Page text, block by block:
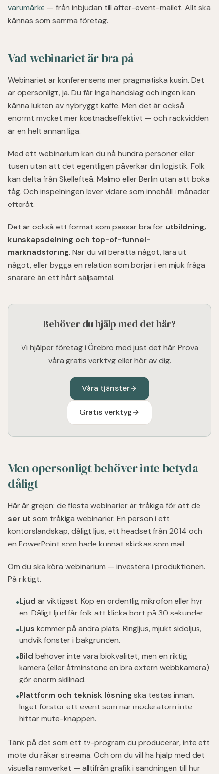
varumärke — från inbjudan till after-event-mailet. Allt ska
kännas som samma företag.
Vad webinariet är bra på
Webinariet är konferensens mer pragmatiska kusin. Det
är opersonligt, ja. Du får inga handslag och ingen kan
känna lukten av nybryggt kaffe. Men det är också
enormt mycket mer kostnadseffektivt — och räckvidden
är en helt annan liga.
Med ett webinarium kan du nå hundra personer eller
tusen utan att det egentligen påverkar din logistik. Folk
kan delta från Skellefteå, Malmö eller Berlin utan att boka
tåg. Och inspelningen lever vidare som innehåll i månader
efteråt.
Det är också ett format som passar bra för utbildning,
kunskapsdelning och top-of-funnel-
marknadsföring. När du vill berätta något, lära ut
något, eller bygga en relation som börjar i en mjuk fråga
snarare än ett hårt säljsamtal.
Behöver du hjälp med det här?
Vi hjälper företag i Örebro med just det här. Prova
våra gratis verktyg eller hör av dig.
Våra tjänster
Gratis verktyg
Men opersonligt behöver inte betyda
dåligt
Här är grejen: de flesta webinarier är tråkiga för att de
ser ut som tråkiga webinarier. En person i ett
kontorslandskap, dåligt ljus, ett headset från 2014 och
en PowerPoint som hade kunnat skickas som mail.
Om du ska köra webinarium — investera i produktionen.
På riktigt.
●Ljud är viktigast. Köp en ordentlig mikrofon eller hyr
en. Dåligt ljud får folk att klicka bort på 30 sekunder.
●Ljus kommer på andra plats. Ringljus, mjukt sidoljus,
undvik fönster i bakgrunden.
●Bild behöver inte vara biokvalitet, men en riktig
kamera (eller åtminstone en bra extern webbkamera)
gör enorm skillnad.
●Plattform och teknisk lösning ska testas innan.
Inget förstör ett event som när moderatorn inte
hittar mute-knappen.
Tänk på det som ett tv-program du producerar, inte ett
möte du råkar streama. Och om du vill ha hjälp med det
visuella ramverket — alltifrån grafik i sändningen till hur